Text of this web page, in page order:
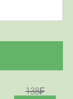
138₣